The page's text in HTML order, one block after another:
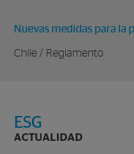
Nuevas medidas para
Chile / Reglamento
ESG
ACTUALIDAD